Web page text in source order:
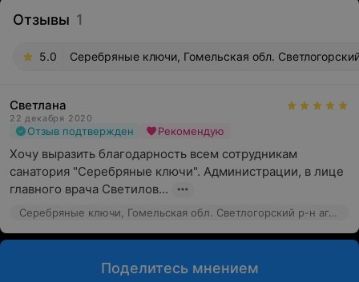
Отзывы 1
5.0 Серебряные ключи, Гомельская обл.
Светлана
22 декабря 2020
Отзыв подтвержден Рекомендую
Хочу выразить благодарность всем сотрудникам
санатория "Серебряные ключи". Администрации, в лице
главного врача Светилов...
Серебряные ключи, Гомельская обл. Светлогорский р-н аг. Чирковичи
Поделитесь мнением